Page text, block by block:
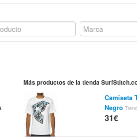
Más productos de la tienda
Camiseta
Negro
31€